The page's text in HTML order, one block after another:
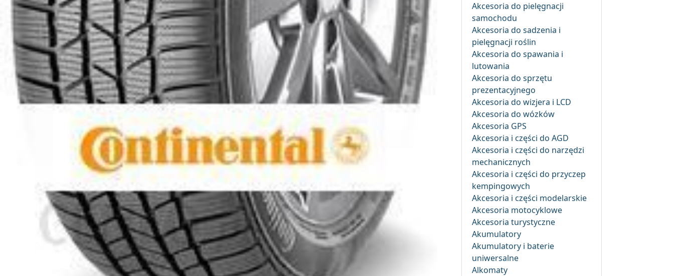
Akcesoria do pielęgnacji
samochodu
Akcesoria do sadzenia i
pielęgnacji roślin
Akcesoria do spawania i
lutowania
Akcesoria do sprzętu
prezentacyjnego
Akcesoria do wizjera i LCD
Akcesoria do wózków
Akcesoria GPS
Akcesoria i części do AGD
Akcesoria i części do narzędzi
mechanicznych
Akcesoria i części do przyczep
kempingowych
Akcesoria i części modelarskie
Akcesoria motocyklowe
Akcesoria turystyczne
Akumulatory
Akumulatory i baterie
uniwersalne
Alkomaty